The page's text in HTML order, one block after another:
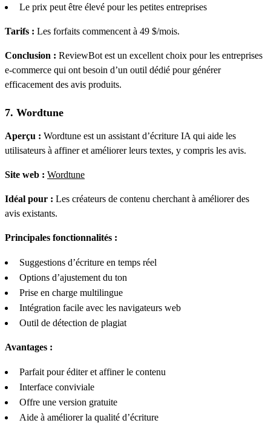
Le prix peut être élevé pour les petites entreprises
Tarifs : Les forfaits commencent à 49 $/mois.
Conclusion : ReviewBot est un excellent choix pour les entreprises
e-commerce qui ont besoin d’un outil dédié pour générer
efficacement des avis produits.
7. Wordtune
Aperçu : Wordtune est un assistant d’écriture IA qui aide les
utilisateurs à affiner et améliorer leurs textes, y compris les avis.
Site web : Wordtune
Idéal pour : Les créateurs de contenu cherchant à améliorer des
avis existants.
Principales fonctionnalités :
Suggestions d’écriture en temps réel
Options d’ajustement du ton
Prise en charge multilingue
Intégration facile avec les navigateurs web
Outil de détection de plagiat
Avantages :
Parfait pour éditer et affiner le contenu
Interface conviviale
Offre une version gratuite
Aide à améliorer la qualité d’écriture